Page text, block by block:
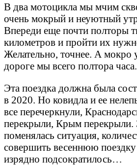
В два мотоцикла мы мчим
очень мокрый и неуютный
Впереди еще почти полторы
километров и пройти их
Желательно, точнее. А мокро
дороге мы всего полтора
Эта поездка должна была
в 2020. Но ковидла и ее
все перечеркнули,
перекрыли, Крым перекрыли.
поменялась ситуация,
совершить весеннюю
изрядно подсократилось…